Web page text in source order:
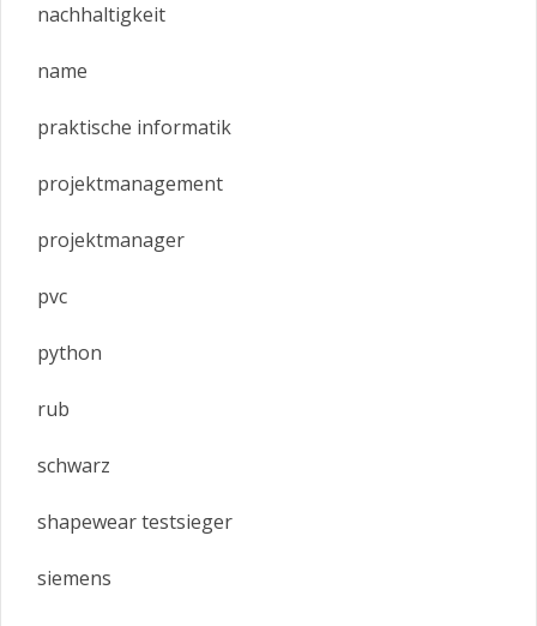
nachhaltigkeit
name
praktische informatik
projektmanagement
projektmanager
pvc
python
rub
schwarz
shapewear testsieger
siemens